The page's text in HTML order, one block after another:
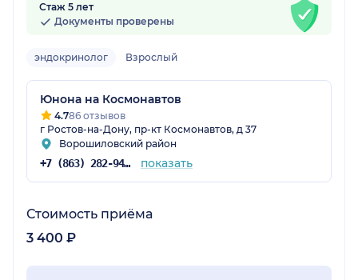
Стаж 5 лет
Документы проверены
эндокринолог Взрослый
Юнона на Космонавтов
4.786 отзывов
г Ростов-на-Дону, пр-кт Космонавтов, д 37
Ворошиловский район
+7 (863) 282-94-42 показать
Стоимость приёма
3 400 ₽